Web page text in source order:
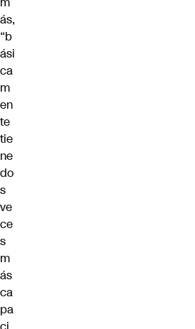
ás,
“b
ási
ca
m
en
te
tie
ne
do
s
ve
ce
s
m
ás
ca
pa